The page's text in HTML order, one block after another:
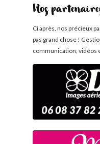
Nos
Ci après, nos précieux
pas grand chose !
communication, vidéos